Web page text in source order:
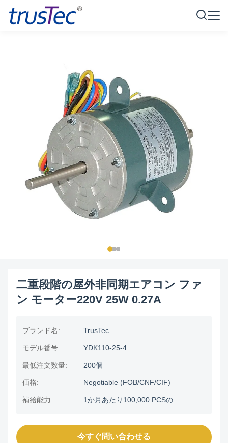
二重段階の屋外非同期エアコン ファ
ン モーター220V 25W 0.27A
ブランド名: TrusTec
モデル番号: YDK110-25-4
最低注文数量: 200個
価格: Negotiable (FOB/CNF/CIF)
補給能力: 1か月あたり100,000 PCSの
今すぐ問い合わせる